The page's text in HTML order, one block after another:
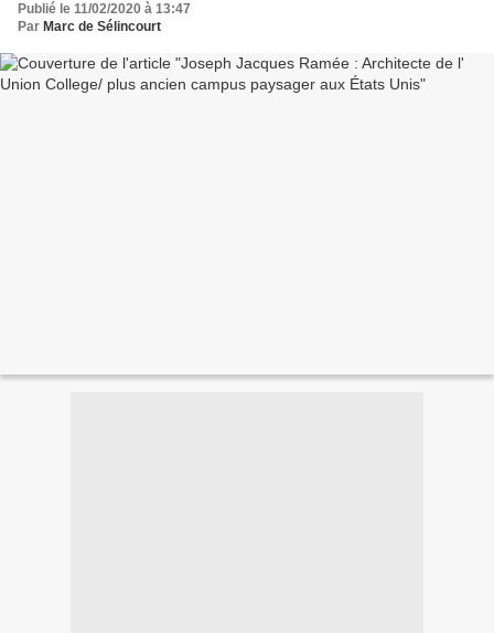
Publié le 11/02/2020 à 13:47
Par Marc de Sélincourt